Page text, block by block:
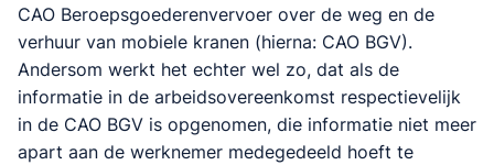
CAO Beroepsgoederenvervoer over de weg en de
verhuur van mobiele kranen (hierna: CAO BGV).
Andersom werkt het echter wel zo, dat als de
informatie in de arbeidsovereenkomst respectievelijk
in de CAO BGV is opgenomen, die informatie niet meer
apart aan de werknemer medegedeeld hoeft te